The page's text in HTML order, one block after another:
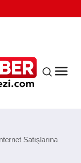
Satışlarına